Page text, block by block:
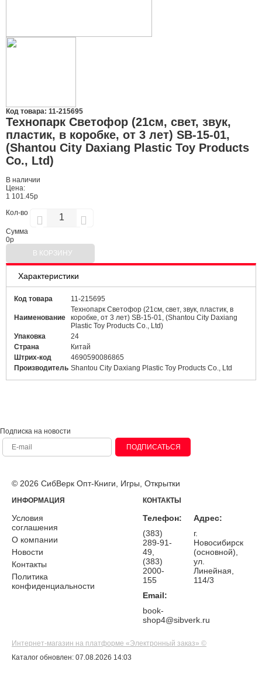
Код товара: 11-215695
Технопарк Светофор (21см, свет, звук,
пластик, в коробке, от 3 лет) SB-15-01,
(Shantou City Daxiang Plastic Toy Products
Co., Ltd)
В наличии
Цена:
1 101.45р
Кол-во
Сумма
0р
В КОРЗИНУ
Характеристики
Код товара 11-215695
Наименование
Технопарк Светофор (21см, свет, звук, пластик, в
коробке, от 3 лет) SB-15-01, (Shantou City Daxiang
Plastic Toy Products Co., Ltd)
Упаковка
24
Страна
Китай
Штрих-код
4690590086865
Производитель Shantou City Daxiang Plastic Toy Products Co., Ltd
Подписка на новости
ПОДПИСАТЬСЯ
© 2026 СибВерк Опт-Книги, Игры, Открытки
ИНФОРМАЦИЯ
Условия
соглашения
О компании
Новости
Контакты
Политика
конфиденциальности
КОНТАКТЫ
Телефон:
(383)
289-91-
49,
(383)
2000-
155
Email:
book-
shop4@sibverk.ru
Адрес:
г.
Новосибирск
(основной),
ул.
Линейная,
114/3
Интернет-магазин на платформе «Электронный заказ» ©
Каталог обновлен: 07.08.2026 14:03